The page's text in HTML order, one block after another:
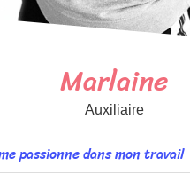
Marlaine
Auxiliaire
passionne dans mon travail